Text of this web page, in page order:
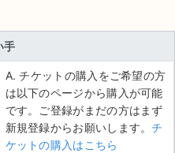
手
A. チケットの購入をご希望の方
は以下のページから購入が可能
です。ご登録がまだの方はまず
新規登録からお願いします。チ
ケットの購入はこちら